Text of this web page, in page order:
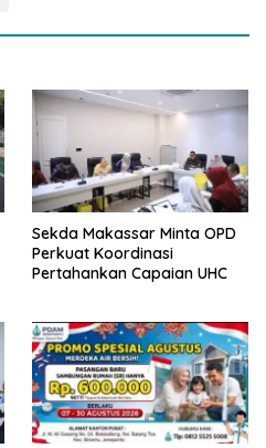
Sekda Makassar Minta OPD
Perkuat Koordinasi
Pertahankan Capaian UHC